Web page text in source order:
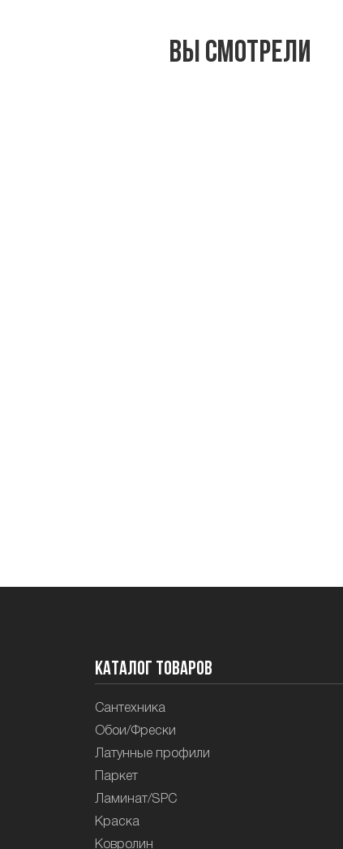
Вы смотрели
Каталог товаров
Сантехника
Обои/Фрески
Латунные профили
Паркет
Ламинат/SPC
Краска
Ковролин